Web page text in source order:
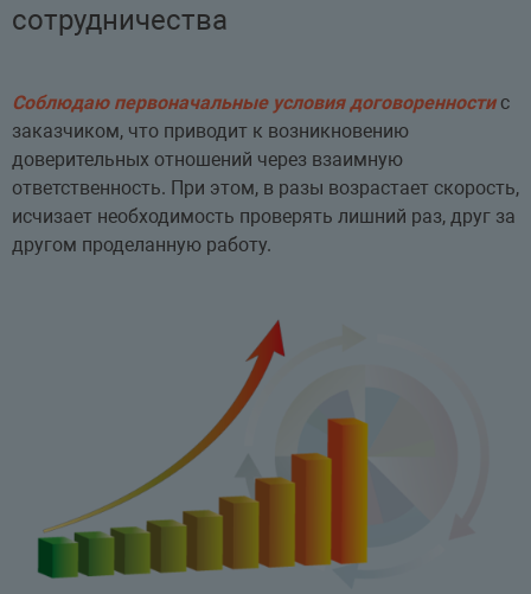
сотрудничества
Соблюдаю первоначальные условия договоренностис
заказчиком, что приводит к возникновению
доверительных отношений через взаимную
ответственность. При этом, в разы возрастает скорость,
исчизает необходимость проверять лишний раз, друг за
другом проделанную работу.